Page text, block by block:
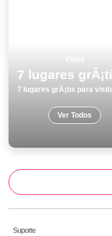
Ver Todos
Suporte